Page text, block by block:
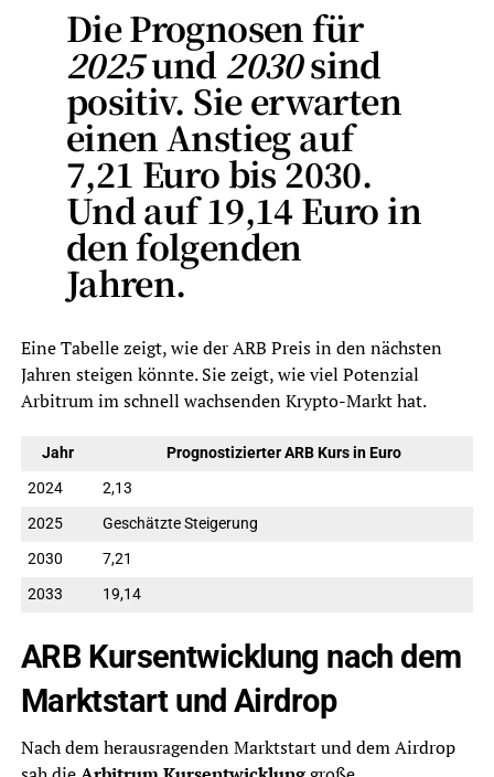
Die Prognosen für
2025und2030sind
positiv. Sie erwarten
einen Anstieg auf
7,21 Euro bis 2030.
Und auf 19,14 Euro in
den folgenden
Jahren.
Eine Tabelle zeigt, wie der ARB Preis in den nächsten
Jahren steigen könnte. Sie zeigt, wie viel Potenzial
Arbitrum im schnell wachsenden Krypto-Markt hat.
Jahr
Prognostizierter ARB Kurs in Euro
2024
2,13
2025
Geschätzte Steigerung
2030
7,21
2033
19,14
ARB Kursentwicklung nach dem
Marktstart und Airdrop
Nach dem herausragenden Marktstart und dem Airdrop